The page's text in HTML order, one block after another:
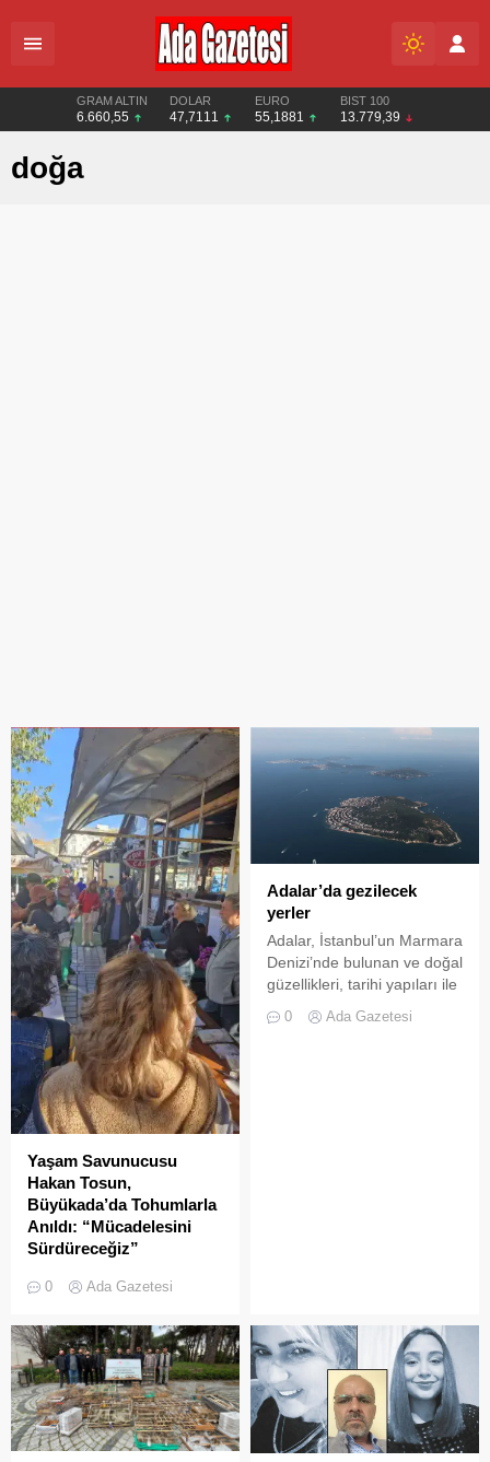
GRAM ALTIN
6.660,55
DOLAR
47,7111
EURO
55,1881
BIST 100
13.779,39
doğa
Yaşam Savunucusu
Hakan Tosun,
Büyükada’da Tohumlarla
Anıldı: “Mücadelesini
Sürdüreceğiz”
ay önce uğradığı saldırı
gazeteci, belgeselci ve
yaşam savunucusu Hakan
Tosun, gönül verdiği
Adalar’da dostları
tarafından düzenlenen
anlamlı bir etkinlikle anıldı.
0 Ada Gazetesi
Adalar’da gezilecek
yerler
Adalar, İstanbul’un Marmara
Denizi’nde bulunan ve doğal
güzellikleri, tarihi yapıları ile
dikkat çeken bir ilçedir.
Adaların Eşsiz Atmosferi
0 Ada Gazetesi